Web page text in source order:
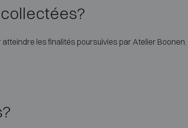
les finalités poursuivies par Atelier